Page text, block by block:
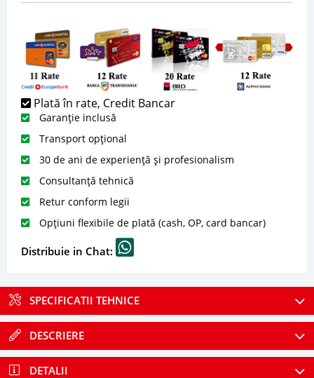
Plată în rate, Credit Bancar
Garanție inclusă
Transport opțional
30 de ani de experiență și profesionalism
Consultanță tehnică
Retur conform legii
Opțiuni flexibile de plată (cash, OP, card bancar)
Distribuie in Chat:
SPECIFICATII TEHNICE
DESCRIERE
DETALII